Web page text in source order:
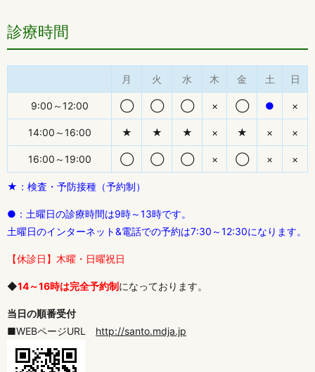
診療時間
月 火 水 木 金 土 日
9:00～12:00 ◯ ◯ ◯ × ◯ ● ×
14:00～16:00 ★ ★ ★ × ★ × ×
16:00～19:00 ◯ ◯ ◯ × ◯ × ×
★：検査・予防接種（予約制）
●：土曜日の診療時間は9時～13時です。
土曜日のインターネット&電話での予約は7:30～12:30になります。
【休診日】木曜・日曜祝日
◆14～16時は完全予約制になっております。
当日の順番受付
■WEBページURL http://santo.mdja.jp